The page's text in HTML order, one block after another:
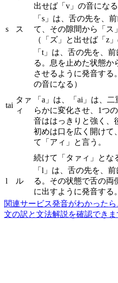
出せば「v」の音になる
s ス
「s」は、舌の先を、
て、その隙間から「ス
（「ズ」と出せば「z
tai
タァ
ィ
「t」は、舌の先を、
る。息を止めた状態か
させるように発音する
の音になる）
「a」は、「ai」は、
らかに変化させ、1つ
音ははっきりと強く、
初めは口を広く開けて
て「アィ」と言う。
続けて「タァィ」とな
l ル
「l」は、舌の先を、
る。その状態で舌の両
に出すように発音する。
関連サービス発音がわかった
文の訳と文法解説を確認できま